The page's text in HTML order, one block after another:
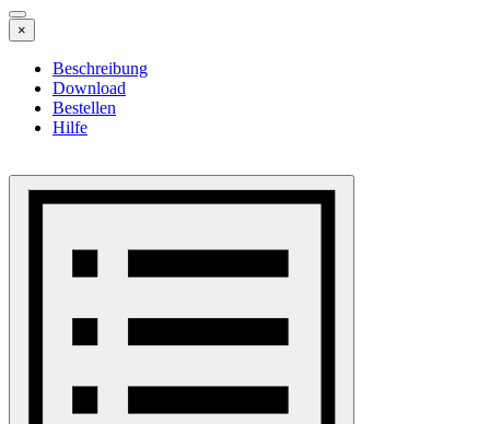
×
Beschreibung
Download
Bestellen
Hilfe